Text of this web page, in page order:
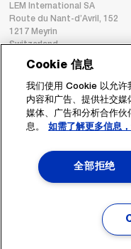
LEM International SA
Route du Nant-d’Avril, 152
1217 Meyrin
Switzerland
Fax : +41 22 794 94 78
Cookie 信息
我们使用 Cookie 以允许
内容和广告、提供社交
媒体、广告和分析合作
息。
如需了解更多信息
全部拒绝